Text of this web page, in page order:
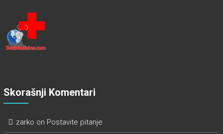
Skorašnji Komentari
zarko on Postavite pitanje